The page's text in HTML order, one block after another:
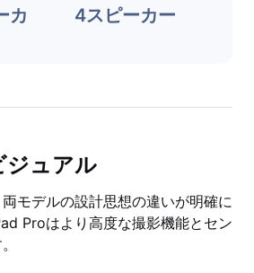
カ
4スピーカー
ジュアル
モデルの設計思想の違いが明確に
Proはより高度な撮影機能とセン